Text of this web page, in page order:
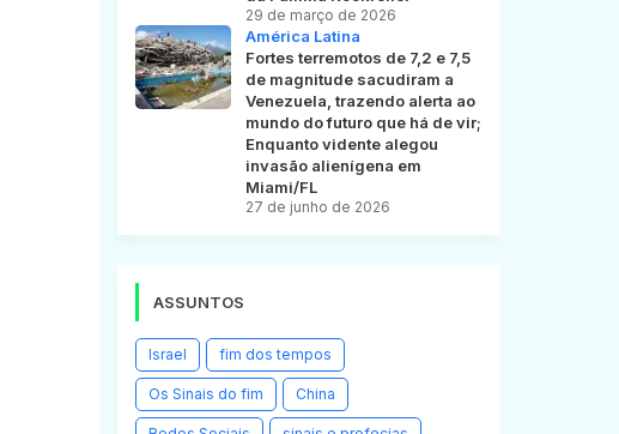
29 de março de 2026
América Latina
Fortes terremotos de 7,2 e 7,5
de magnitude sacudiram a
Venezuela, trazendo alerta ao
mundo do futuro que há de vir;
Enquanto vidente alegou
invasão alienígena em
Miami/FL
27 de junho de 2026
ASSUNTOS
Israel fim dos tempos
Os Sinais do fim China